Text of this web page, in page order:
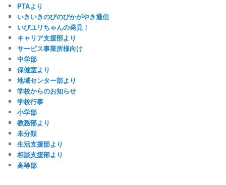
PTAより
いきいきのびのびかがやき通信
いびユリちゃんの発見！
キャリア支援部より
サービス事業所様向け
中学部
保健室より
地域センター部より
学校からのお知らせ
学校行事
小学部
教務部より
未分類
生活支援部より
相談支援部より
高等部